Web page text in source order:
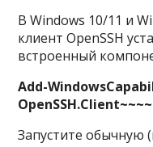
В Windows 10/11 и
клиент OpenSSH
встроенный
Add-
Запустите обычную